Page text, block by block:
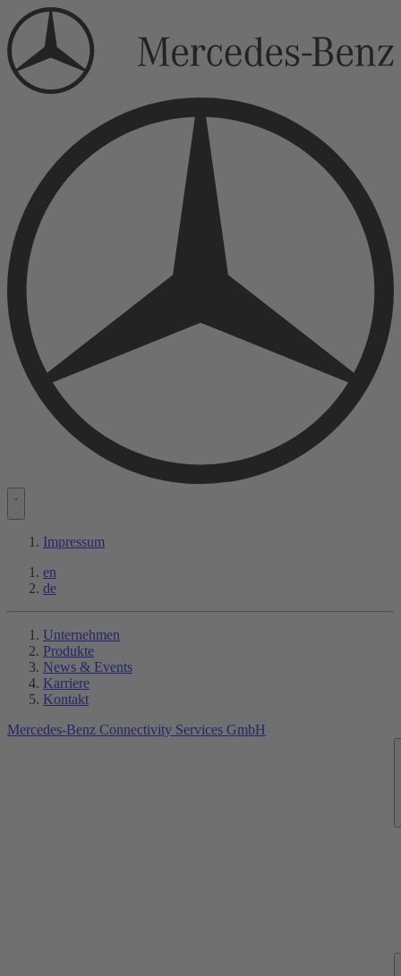
Impressum
en
de
Unternehmen
Produkte
News & Events
Karriere
Kontakt
Mercedes-Benz Connectivity Services GmbH